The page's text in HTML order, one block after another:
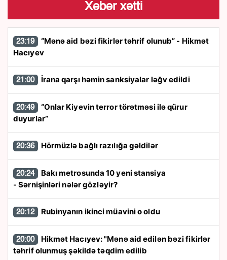
Xəbər xətti
23:19
Hacıyev
21:00 İrana qarşı həmin sanksiyalar ləğv edildi
20:49
duyurlar”
20:36 Hörmüzlə bağlı razılığa gəldilər
20:24
- Sərnişinləri nələr gözləyir?
20:12 Rubinyanın ikinci müavini o oldu
20:00
təhrif olunmuş şəkildə təqdim edilib